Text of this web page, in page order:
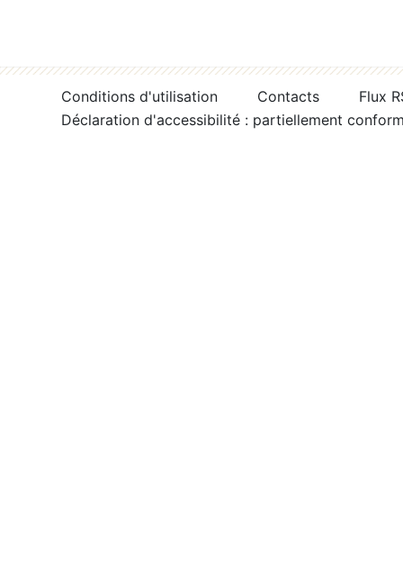
Conditions d'utilisation Contacts
Flux
Déclaration d'accessibilité : partiellement